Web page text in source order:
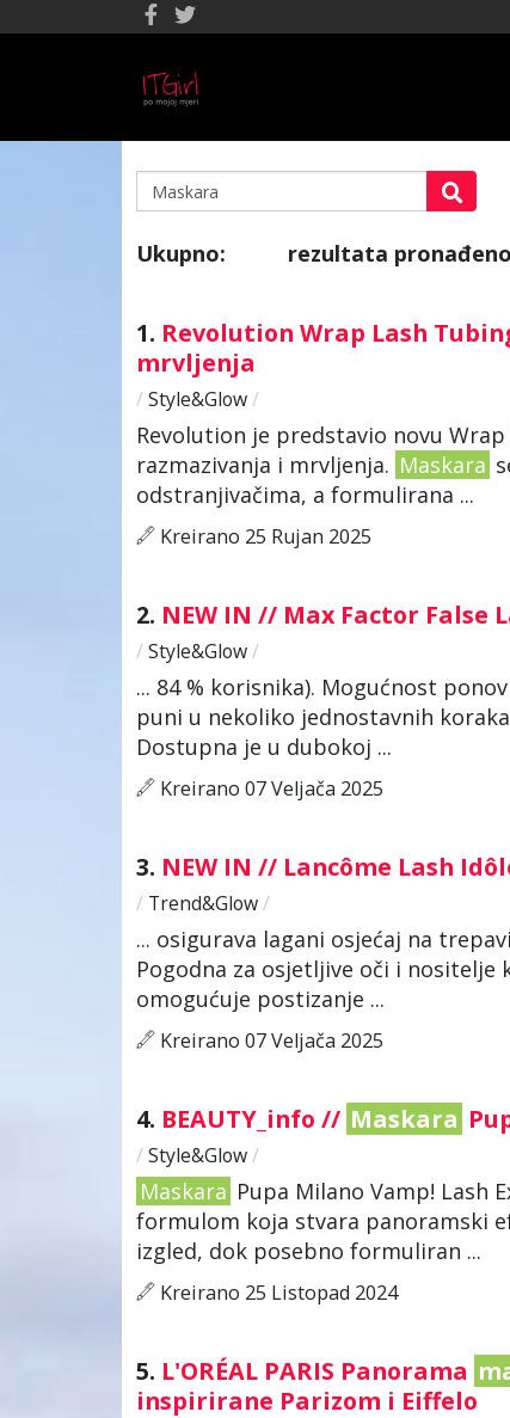
Ukupno: rezultata
1. Revolution Wrap Lash
mrvljenja
/ Style&Glow/
Revolution je predstavio novu
razmazivanja i mrvljenja. Maskara
odstranjivačima, a formulirana ...
Kreirano 25 Rujan 2025
2. NEW IN // Max Factor False
/ Style&Glow/
... 84 % korisnika). Mogućnost
puni u nekoliko jednostavnih
Dostupna je u dubokoj ...
Kreirano 07 Veljača 2025
3. NEW IN // Lancôme Lash
/ Trend&Glow/
... osigurava lagani osjećaj na
Pogodna za osjetljive oči i
omogućuje postizanje ...
Kreirano 07 Veljača 2025
4. BEAUTY_info // Maskara
/ Style&Glow/
Maskara Pupa Milano Vamp! Lash
formulom koja stvara panoramski
izgled, dok posebno formuliran ...
Kreirano 25 Listopad 2024
5. L'ORÉAL PARIS Panorama
inspirirane Parizom i Eiffelo